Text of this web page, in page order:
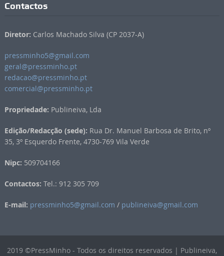
Contactos
Diretor: Carlos Machado Silva (CP 2037-A)
pressminho5@gmail.com
geral@pressminho.pt
redacao@pressminho.pt
comercial@pressminho.pt
Propriedade: Publineiva, Lda
Edição/Redacção (sede): Rua Dr. Manuel Barbosa de Brito, nº
35, 3º Esquerdo Frente, 4730-769 Vila Verde
Nipc: 509704166
Contactos: Tel.: 912 305 709
E-mail: pressminho5@gmail.com / publineiva@gmail.com
2019 ©PressMinho - Todos os direitos reservados | Publineiva,